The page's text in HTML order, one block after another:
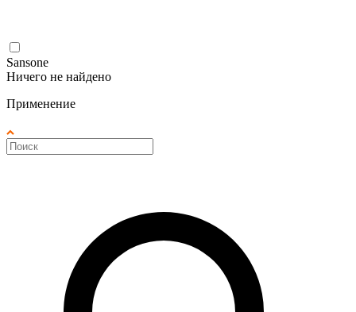
Sansone
Ничего не найдено
Применение